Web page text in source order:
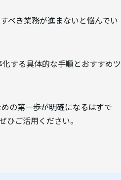
べき業務が進まないと悩んでい
する具体的な手順とおすすめツ
の第一歩が明確になるはずで
ご活用ください。